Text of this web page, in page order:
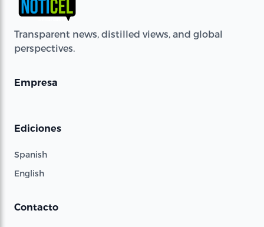
Transparent news, distilled views, and global
perspectives.
Empresa
Ediciones
Spanish
English
Contacto